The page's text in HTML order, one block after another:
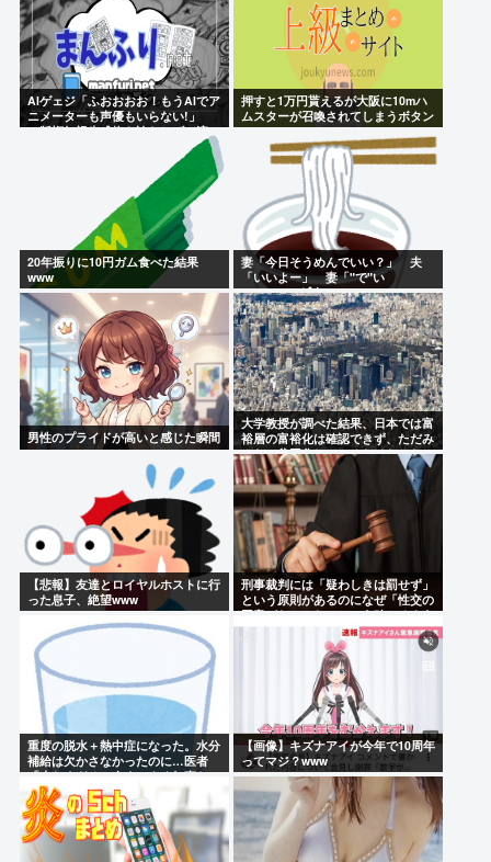
AIゲェジ「ふおおおお！もうAIでア
ニメーターも声優もいらない!」
（版権無視生成物を誇らしげに流
押すと1万円貰えるが大阪に10mハ
ムスターが召喚されてしまうボタン
20年振りに10円ガム食べた結果
www
妻「今日そうめんでいい？」 夫
「いいよー」 妻「"で"い
い……？」ﾋﾟｸｯ
男性のプライドが高いと感じた瞬間
大学教授が調べた結果、日本では富
裕層の富裕化は確認できず、ただみ
んなで貧困化しているだけだった
【悲報】友達とロイヤルホストに行
った息子、絶望www
刑事裁判には「疑わしきは罰せず」
という原則があるのになぜ「性交の
同意がなかった」という確かめよう
が無いもので有罪になるの？
重度の脱水＋熱中症になった。水分
補給は欠かさなかったのに…医者
「少なすぎる。今までよく無事だっ
たね。若さだね」→衝撃の症状
【画像】キズナアイが今年で10周年
ってマジ？www